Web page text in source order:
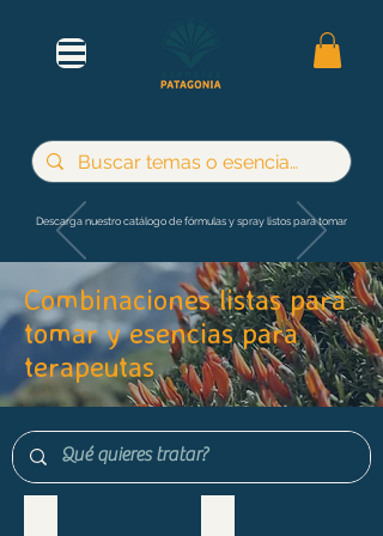
Descarga nuestro catálogo de fórmulas y spray listos para tomar
Combinaciones listas para
tomar y esencias para
terapeutas